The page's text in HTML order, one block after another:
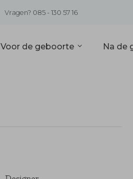
Vragen? 085 - 130 57 16
Voor de geboorte Na de